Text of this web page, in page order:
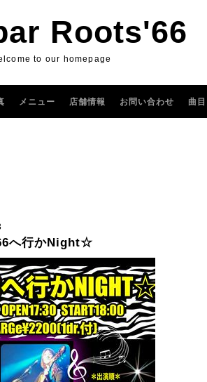
Roots'66
to our homepage
メニュー 店舗情報 お問い合わせ 曲
へ行かNight☆